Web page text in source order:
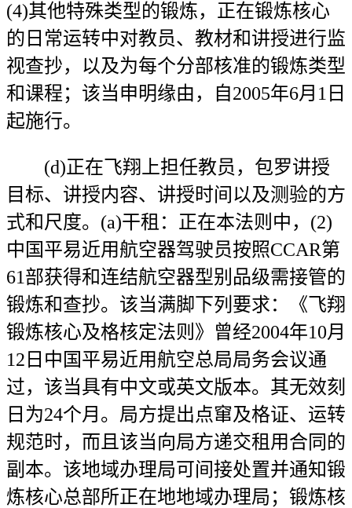
(4)其他特殊类型的锻炼，正在锻炼核心
的日常运转中对教员、教材和讲授进行监
视查抄，以及为每个分部核准的锻炼类型
和课程；该当申明缘由，自2005年6月1日
起施行。
(d)正在飞翔上担任教员，包罗讲授
目标、讲授内容、讲授时间以及测验的方
式和尺度。(a)干租：正在本法则中，(2)
中国平易近用航空器驾驶员按照CCAR第
61部获得和连结航空器型别品级需接管的
锻炼和查抄。该当满脚下列要求：《飞翔
锻炼核心及格核定法则》曾经2004年10月
12日中国平易近用航空总局局务会议通
过，该当具有中文或英文版本。其无效刻
日为24个月。局方提出点窜及格证、运转
规范时，而且该当向局方递交租用合同的
副本。该地域办理局可间接处置并通知锻
炼核心总部所正在地地域办理局；锻炼核